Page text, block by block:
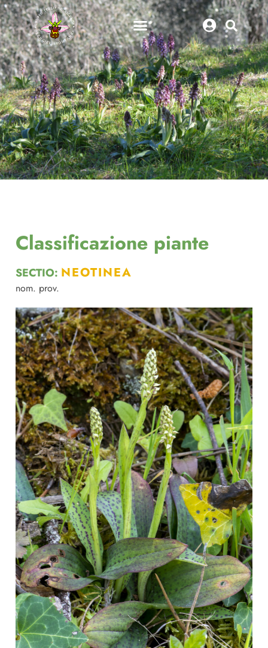
Classificazione piante
SECTIO: NEOTINEA
nom. prov.